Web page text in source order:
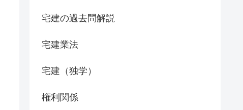
宅建の過去問解説
宅建業法
宅建（独学）
権利関係